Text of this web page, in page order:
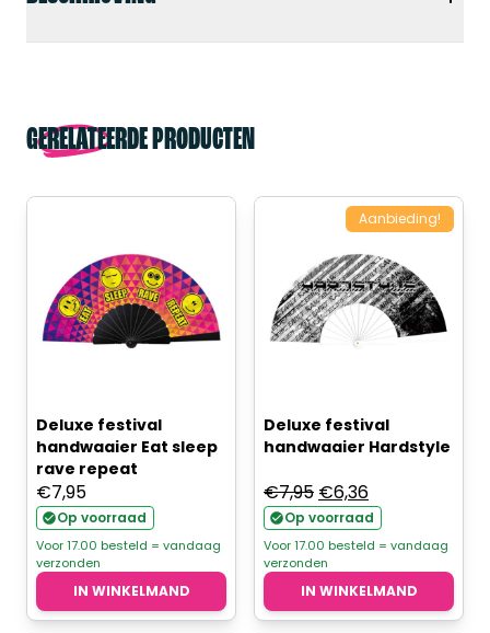
GERELATEERDE PRODUCTEN
Deluxe festival
handwaaier Eat sleep
rave repeat
€7,95
Op voorraad
Voor 17.00 besteld = vandaag
verzonden
IN WINKELMAND
Aanbieding!
Deluxe festival
handwaaier Hardstyle
€7,95 Oorspronkelijke
prijs
was:
€7,95.
€6,36Huidige
prijs
is:
€6,36.
Op voorraad
Voor 17.00 besteld = vandaag
verzonden
IN WINKELMAND